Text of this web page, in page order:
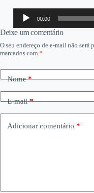
Tocador
áudio
00:00
Deixe um comentário
O seu endereço de e-mail não será
marcados com *
Nome*
E-mail*
Adicionar comentário *